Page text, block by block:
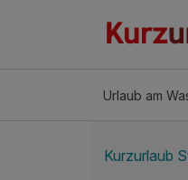
Urlaub am
Kurzurlaub